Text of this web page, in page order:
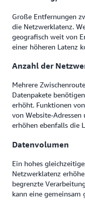
Große Entfernungen
die Netzwerklatenz.
geografisch weit von
einer höheren Latenz
Anzahl der
Mehrere
Datenpakete
erhöht. Funktionen
von Website-
erhöhen ebenfalls die
Datenvolumen
Ein hohes
Netzwerklatenz
begrenzte
kann eine